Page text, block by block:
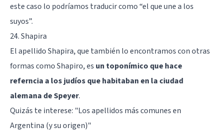
este caso lo podríamos traducir como “el que une a los
suyos”.
24. Shapira
El apellido Shapira, que también lo encontramos con otras
formas como Shapiro, es un toponímico que hace
referncia a los judíos que habitaban en la ciudad
alemana de Speyer.
Quizás te interese: "Los apellidos más comunes en
Argentina (y su origen)"